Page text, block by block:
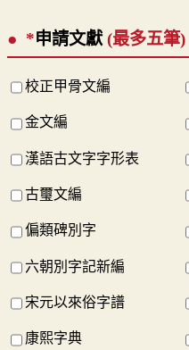
*申請文獻(最多五筆)
校正甲骨文編
金文編
漢語古文字字形表
古璽文編
偏類碑別字
六朝別字記新編
宋元以來俗字譜
康熙字典